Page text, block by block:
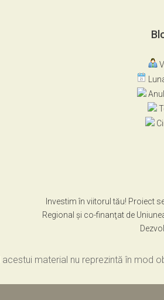
Investim în viitorul tău! Proiect
Regional şi co-finanţat de
acestui material nu reprezintă în mod